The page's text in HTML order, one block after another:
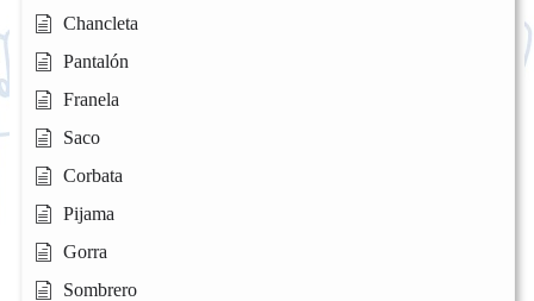
Chancleta
Pantalón
Franela
Saco
Corbata
Pijama
Gorra
Sombrero